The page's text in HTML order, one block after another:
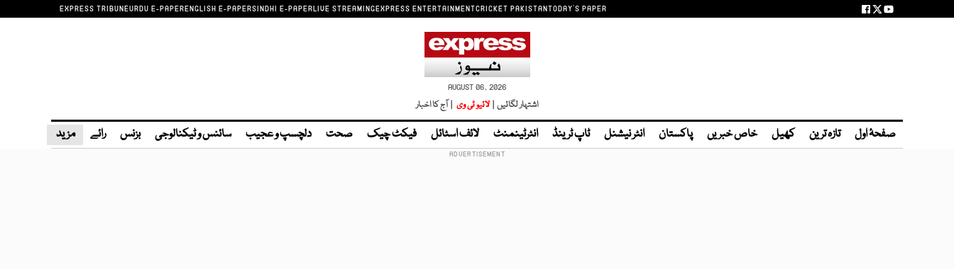
EXPRESS TRIBUNEURDU E-PAPERENGLISH E-PAPERSINDHI E-PAPERLIVE STREAMINGEXPRESS ENTERTAINMENTCRICKET PAKISTANTODAY'S PAPER
AUGUST 06, 2026
اشتہار لگائیں | لائیو ٹی وی | آج کا اخبار
صفحۂ اول تازہ ترین کھیل خاص خبریں پاکستان انٹر نیشنل ٹاپ ٹرینڈ انٹرٹینمنٹ لائف اسٹائل فیکٹ چیک صحت دلچسپ و عجیب سائنس و ٹیکنالوجی بزنس رائے مزید